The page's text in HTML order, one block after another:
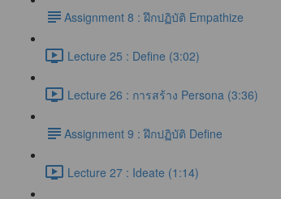
​Assignment 8 : ฝึกปฏิบัติ Empathize
Lecture 25 : Define (3:02)
Lecture 26 : การสร้าง Persona (3:36)
​Assignment 9 : ฝึกปฏิบัติ Define
Lecture 27 : Ideate (1:14)